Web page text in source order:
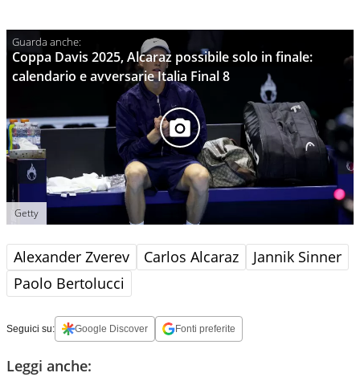
Coppa Davis 2025, Alcaraz possibile solo in finale:
calendario e avversarie Italia Final 8
Getty
Alexander Zverev Carlos Alcaraz
Jannik Sinner
Paolo Bertolucci
Seguici su: Google Discover Fonti preferite
Leggi anche: